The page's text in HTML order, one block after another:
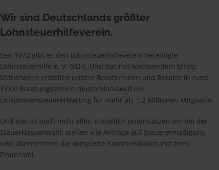
Wir sind Deutschlands größter
Lohnsteuerhilfeverein.
Seit 1972 gibt es den Lohnsteuerhilfeverein Vereinigte
Lohnsteuerhilfe e. V. (VLH). Und das mit wachsendem Erfolg:
Mittlerweile erstellen unsere Beraterinnen und Berater in rund
3.000 Beratungsstellen deutschlandweit die
Einkommensteuererklärung für mehr als 1,2 Millionen Mitglieder.
Und das ist noch nicht alles. Natürlich unterstützen wir bei der
Steuerklassenwahl, stellen alle Anträge auf Steuerermäßigung
und übernehmen die komplette Kommunikation mit dem
Finanzamt.